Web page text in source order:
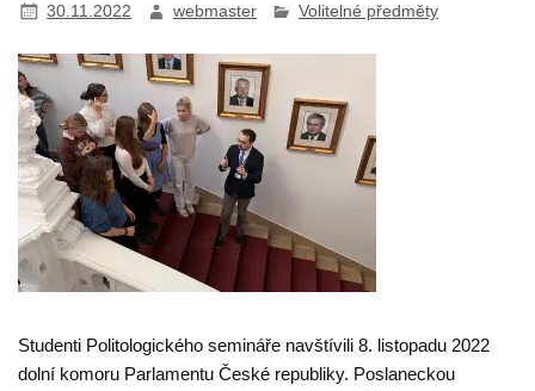
30.11.2022 webmaster Volitelné předměty
Studenti Politologického semináře navštívili 8. listopadu 2022
dolní komoru Parlamentu České republiky. Poslaneckou